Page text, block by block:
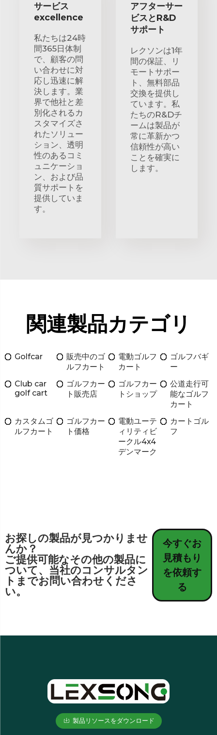
サービス
excellence
私たちは24時
間365日体制
で、顧客の問
い合わせに対
応し迅速に解
決します。業
界で他社と差
別化されるカ
スタマイズさ
れたソリュー
ション、透明
性のあるコミ
ュニケーショ
ン、および品
質サポートを
提供していま
す。
アフターサー
ビスとR&D
サポート
レクソンは1年
間の保証、リ
モートサポー
ト、無料部品
交換を提供し
ています。私
たちのR&Dチ
ームは製品が
常に革新かつ
信頼性が高い
ことを確実に
します。
関連製品カテゴリ
Golfcar
販売中のゴ
ルフカート
電動ゴルフ
カート
ゴルフバギ
ー
Club car
golf cart
ゴルフカー
ト販売店
ゴルフカー
トショップ
公道走行可
能なゴルフ
カート
カスタムゴ
ルフカート
ゴルフカー
ト価格
電動ユーテ
ィリティビ
ークル4x4
デンマーク
カートゴル
フ
お探しの製品が見つかりませ
んか？
ご提供可能なその他の製品に
ついて、当社のコンサルタン
トまでお問い合わせくださ
い。
今すぐお
見積もり
を依頼す
る
製品リソースをダウンロード